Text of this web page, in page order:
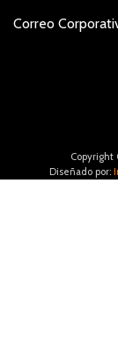
Correo
Copyright
Diseñado por: